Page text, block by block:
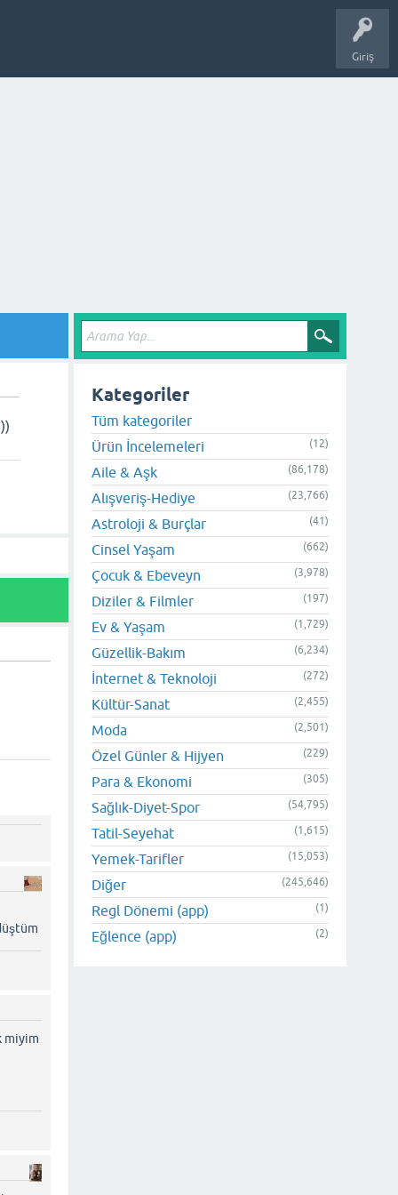
Giriş
miyim
Kategoriler
Tüm kategoriler
Ürün İncelemeleri
(12)
Aile & Aşk (86,178)
Alışveriş-Hediye (23,766)
Astroloji & Burçlar (41)
Cinsel Yaşam (662)
Çocuk & Ebeveyn (3,978)
Diziler & Filmler (197)
Ev & Yaşam (1,729)
Güzellik-Bakım (6,234)
İnternet & Teknoloji (272)
Kültür-Sanat (2,455)
Moda (2,501)
Özel Günler & Hijyen (229)
Para & Ekonomi (305)
Sağlık-Diyet-Spor (54,795)
Tatil-Seyehat (1,615)
Yemek-Tarifler (15,053)
Diğer (245,646)
Regl Dönemi (app) (1)
Eğlence (app) (2)